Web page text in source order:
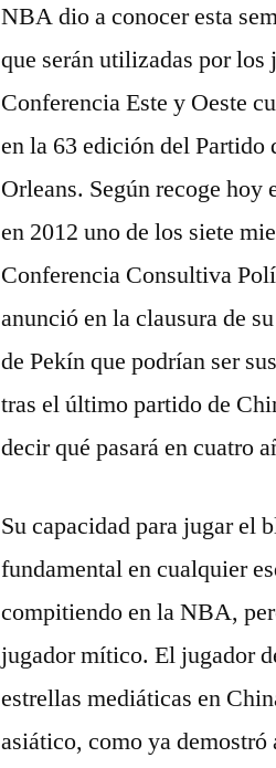
NBA dio a conocer esta
que serán utilizadas por los
Conferencia Este y Oeste
en la 63 edición del Partido
Orleans. Según recoge
en 2012 uno de los siete
Conferencia Consultiva
anunció en la clausura de
de Pekín que podrían ser
tras el último partido de
decir qué pasará en cuatro
Su capacidad para jugar el
fundamental en cualquier
compitiendo en la NBA,
jugador mítico. El jugador
estrellas mediáticas en
asiático, como ya demostró